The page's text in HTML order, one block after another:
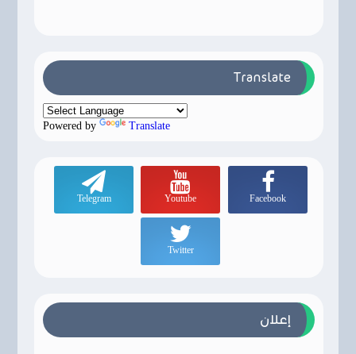
Translate
Powered by Translate
Facebook
Youtube
Telegram
Twitter
إعلان